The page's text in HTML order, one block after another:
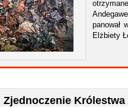
panował
Elżbiety
Zjednoczenie